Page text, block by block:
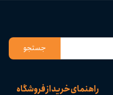
راهنمای خرید از فروشگاه
جستجو